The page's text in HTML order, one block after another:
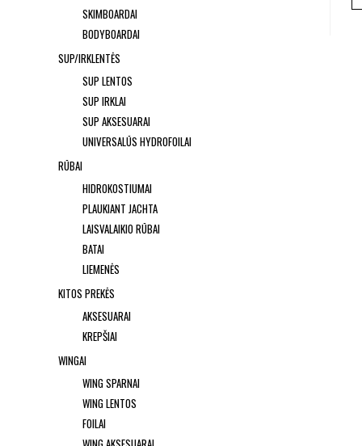
SKIMBOARDAI
BODYBOARDAI
SUP/IRKLENTĖS
SUP LENTOS
SUP IRKLAI
SUP AKSESUARAI
UNIVERSALŪS HYDROFOILAI
RŪBAI
HIDROKOSTIUMAI
PLAUKIANT JACHTA
LAISVALAIKIO RŪBAI
BATAI
LIEMENĖS
KITOS PREKĖS
AKSESUARAI
KREPŠIAI
WINGAI
WING SPARNAI
WING LENTOS
FOILAI